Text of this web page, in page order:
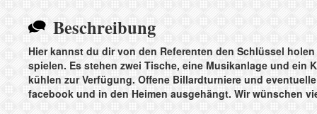
Beschreibung
Hier kannst du dir von den Referenten den Schlüssel
spielen. Es stehen zwei Tische, eine Musikanlage und ein
kühlen zur Verfügung. Offene Billardturniere und
facebook und in den Heimen ausgehängt. Wir wünschen